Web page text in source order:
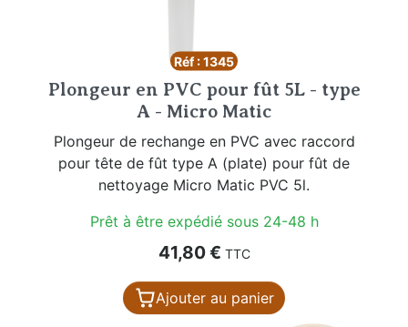
Réf : 1345
Plongeur en PVC pour fût 5L - type
A - Micro Matic
Plongeur de rechange en PVC avec raccord
pour tête de fût type A (plate) pour fût de
nettoyage Micro Matic PVC 5l.
Prêt à être expédié sous 24-48 h
Prix
41,80 € TTC
Ajouter au panier